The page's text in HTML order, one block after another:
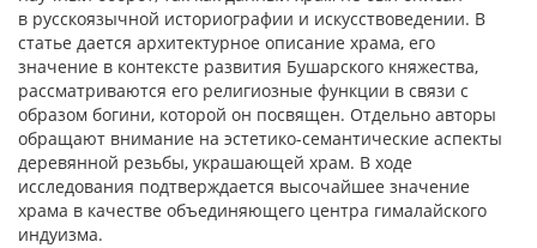
в русскоязычной историографии и искусствоведении. В
статье дается архитектурное описание храма, его
значение в контексте развития Бушарского княжества,
рассматриваются его религиозные функции в связи с
образом богини, которой он посвящен. Отдельно авторы
обращают внимание на эстетико-семантические аспекты
деревянной резьбы, украшающей храм. В ходе
исследования подтверждается высочайшее значение
храма в качестве объединяющего центра гималайского
индуизма.